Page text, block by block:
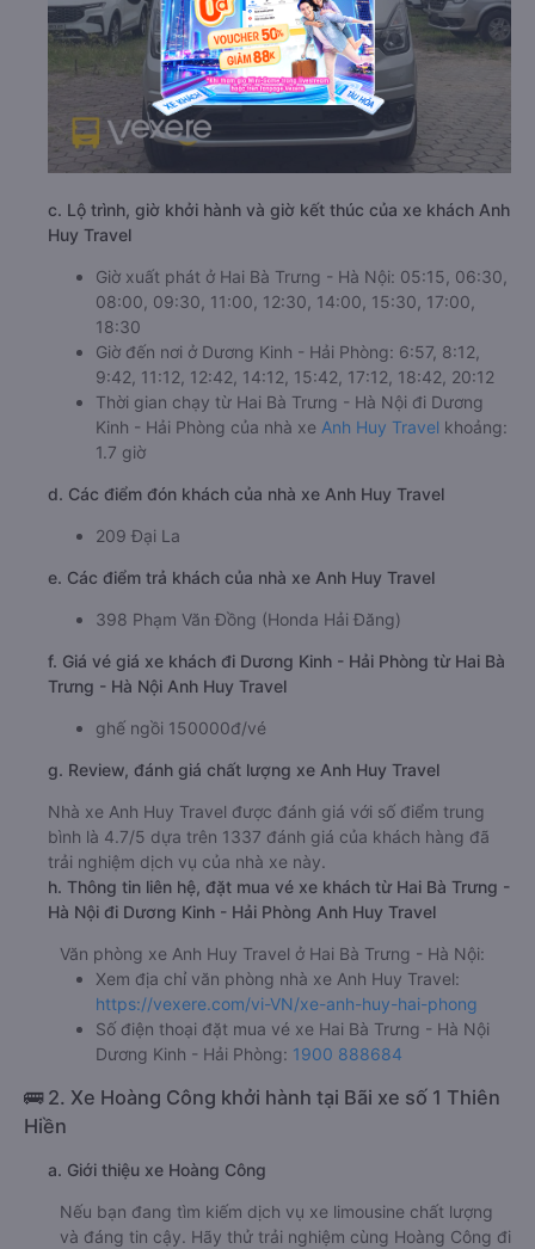
c. Lộ trình, giờ khởi hành và giờ kết thúc của xe khách Anh
Huy Travel
Giờ xuất phát ở Hai Bà Trưng - Hà Nội: 05:15, 06:30,
08:00, 09:30, 11:00, 12:30, 14:00, 15:30, 17:00,
18:30
Giờ đến nơi ở Dương Kinh - Hải Phòng: 6:57, 8:12,
9:42, 11:12, 12:42, 14:12, 15:42, 17:12, 18:42, 20:12
Thời gian chạy từ Hai Bà Trưng - Hà Nội đi Dương
Kinh - Hải Phòng của nhà xe Anh Huy Travel khoảng:
1.7 giờ
d. Các điểm đón khách của nhà xe Anh Huy Travel
209 Đại La
e. Các điểm trả khách của nhà xe Anh Huy Travel
398 Phạm Văn Đồng (Honda Hải Đăng)
f. Giá vé giá xe khách đi Dương Kinh - Hải Phòng từ Hai Bà
Trưng - Hà Nội Anh Huy Travel
ghế ngồi 150000đ/vé
g. Review, đánh giá chất lượng xe Anh Huy Travel
Nhà xe Anh Huy Travel được đánh giá với số điểm trung
bình là 4.7/5 dựa trên 1337 đánh giá của khách hàng đã
trải nghiệm dịch vụ của nhà xe này.
h. Thông tin liên hệ, đặt mua vé xe khách từ Hai Bà Trưng -
Hà Nội đi Dương Kinh - Hải Phòng Anh Huy Travel
Văn phòng xe Anh Huy Travel ở Hai Bà Trưng - Hà Nội:
Xem địa chỉ văn phòng nhà xe Anh Huy Travel:
https://vexere.com/vi-VN/xe-anh-huy-hai-phong
Số điện thoại đặt mua vé xe Hai Bà Trưng - Hà Nội
Dương Kinh - Hải Phòng: 1900 888684
🚌 2. Xe Hoàng Công khởi hành tại Bãi xe số 1 Thiên
Hiền
a. Giới thiệu xe Hoàng Công
Nếu bạn đang tìm kiếm dịch vụ xe limousine chất lượng
và đáng tin cậy. Hãy thử trải nghiệm cùng Hoàng Công đi